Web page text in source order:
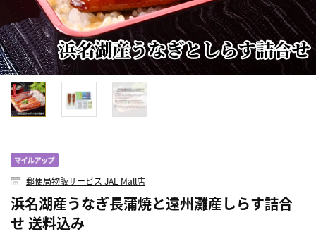
郵便局物販サービス JAL Mall店
浜名湖産うなぎ長蒲焼と遠州灘産しらす詰合
せ 送料込み